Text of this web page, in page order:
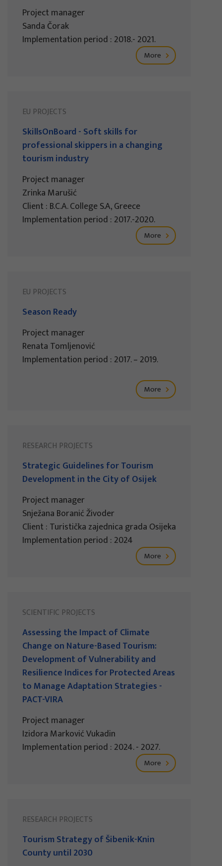
Project manager
Sanda Čorak
Implementation period : 2018.- 2021.
More
EU PROJECTS
SkillsOnBoard - Soft skills for
professional skippers in a changing
tourism industry
Project manager
Zrinka Marušić
Client : B.C.A. College S.A, Greece
Implementation period : 2017.-2020.
More
EU PROJECTS
Season Ready
Project manager
Renata Tomljenović
Implementation period : 2017. – 2019.
More
RESEARCH PROJECTS
Strategic Guidelines for Tourism
Development in the City of Osijek
Project manager
Snježana Boranić Živoder
Client : Turistička zajednica grada Osijeka
Implementation period : 2024
More
SCIENTIFIC PROJECTS
Assessing the Impact of Climate
Change on Nature-Based Tourism:
Development of Vulnerability and
Resilience Indices for Protected Areas
to Manage Adaptation Strategies -
PACT-VIRA
Project manager
Izidora Marković Vukadin
Implementation period : 2024. - 2027.
More
RESEARCH PROJECTS
Tourism Strategy of Šibenik-Knin
County until 2030